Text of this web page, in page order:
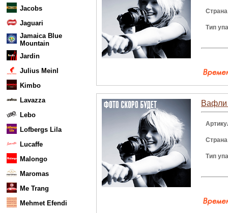
Jacobs
Jaguari
Jamaica Blue
Mountain
Jardin
Julius Meinl
Kimbo
Lavazza
Lebo
Lofbergs Lila
Lucaffe
Malongo
Maromas
Me Trang
Mehmet Efendi
Тип
Вафли
Тип